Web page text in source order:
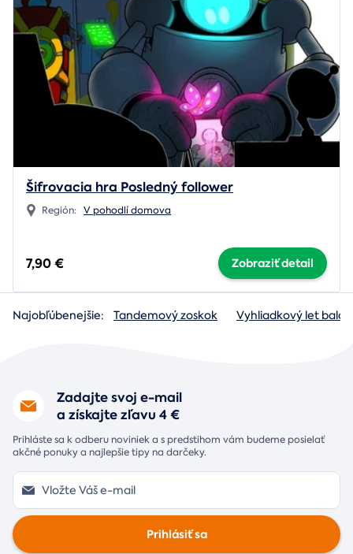
Šifrovacia hra Posledný follower
Región: V pohodlí domova
7,90 € Zobraziť detail
Najobľúbenejšie: Tandemový zoskok Vyhliadkový let
Zadajte svoj e-mail
a získajte zľavu 4 €
Prihláste sa k odberu noviniek a s predstihom vám budeme posielať
akčné ponuky a najlepšie tipy na darčeky.
Prihlásiť sa